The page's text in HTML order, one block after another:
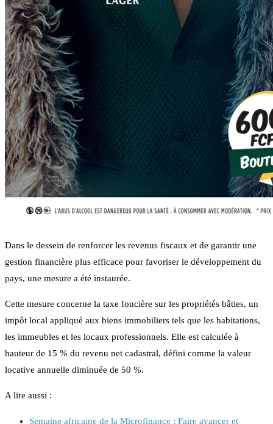
Dans le dessein de renforcer les revenus fiscaux et de garantir une
gestion financière plus efficace pour favoriser le développement du
pays, une mesure a été instaurée.
Cette mesure concerne la taxe foncière sur les propriétés bâties, un
impôt local appliqué aux biens immobiliers tels que les habitations,
les immeubles et les locaux professionnels. Elle est calculée à
hauteur de 15 % du revenu net cadastral, défini comme la valeur
locative annuelle diminuée de 50 %.
A lire aussi :
Semaine africaine de la Microfinance : Faire avancer et